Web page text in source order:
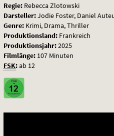
Regie: Rebecca Zlotowski
Darsteller:Jodie Foster, Daniel
Genre: Krimi, Drama, Thriller
Produktionsland: Frankreich
Produktionsjahr:2025
Filmlänge: 107 Minuten
FSK:ab 12